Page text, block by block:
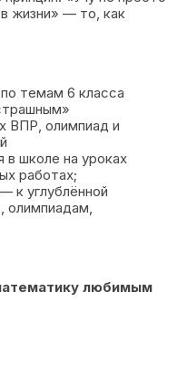
жизни» — то, как
темам 6 класса
ВПР, олимпиад и
в школе на уроках
работах;
к углублённой
олимпиадам,
любимым